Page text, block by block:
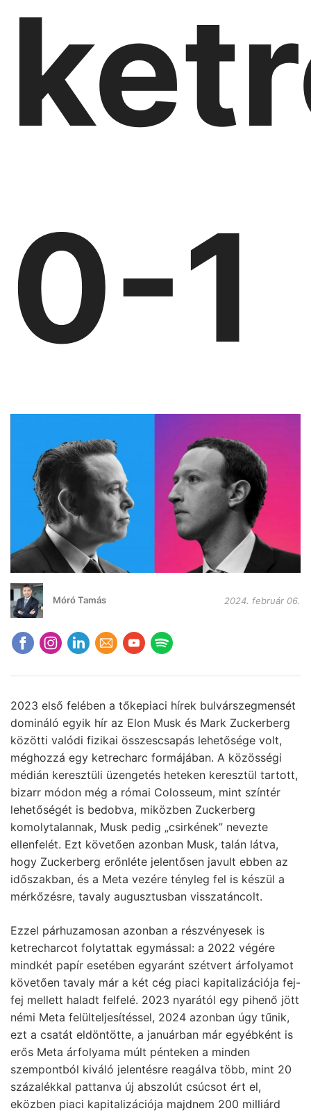
0-1
Móró Tamás 2024. február 06.
2023 első felében a tőkepiaci hírek bulvárszegmensét
domináló egyik hír az Elon Musk és Mark Zuckerberg
közötti valódi fizikai összescsapás lehetősége volt,
méghozzá egy ketrecharc formájában. A közösségi
médián keresztüli üzengetés heteken keresztül tartott,
bizarr módon még a római Colosseum, mint színtér
lehetőségét is bedobva, miközben Zuckerberg
komolytalannak, Musk pedig „csirkének” nevezte
ellenfelét. Ezt követően azonban Musk, talán látva,
hogy Zuckerberg erőnléte jelentősen javult ebben az
időszakban, és a Meta vezére tényleg fel is készül a
mérkőzésre, tavaly augusztusban visszatáncolt.
Ezzel párhuzamosan azonban a részvényesek is
ketrecharcot folytattak egymással: a 2022 végére
mindkét papír esetében egyaránt szétvert árfolyamot
követően tavaly már a két cég piaci kapitalizációja fej-
fej mellett haladt felfelé. 2023 nyarától egy pihenő jött
némi Meta felülteljesítéssel, 2024 azonban úgy tűnik,
ezt a csatát eldöntötte, a januárban már egyébként is
erős Meta árfolyama múlt pénteken a minden
szempontból kiváló jelentésre reagálva több, mint 20
százalékkal pattanva új abszolút csúcsot ért el,
eközben piaci kapitalizációja majdnem 200 milliárd